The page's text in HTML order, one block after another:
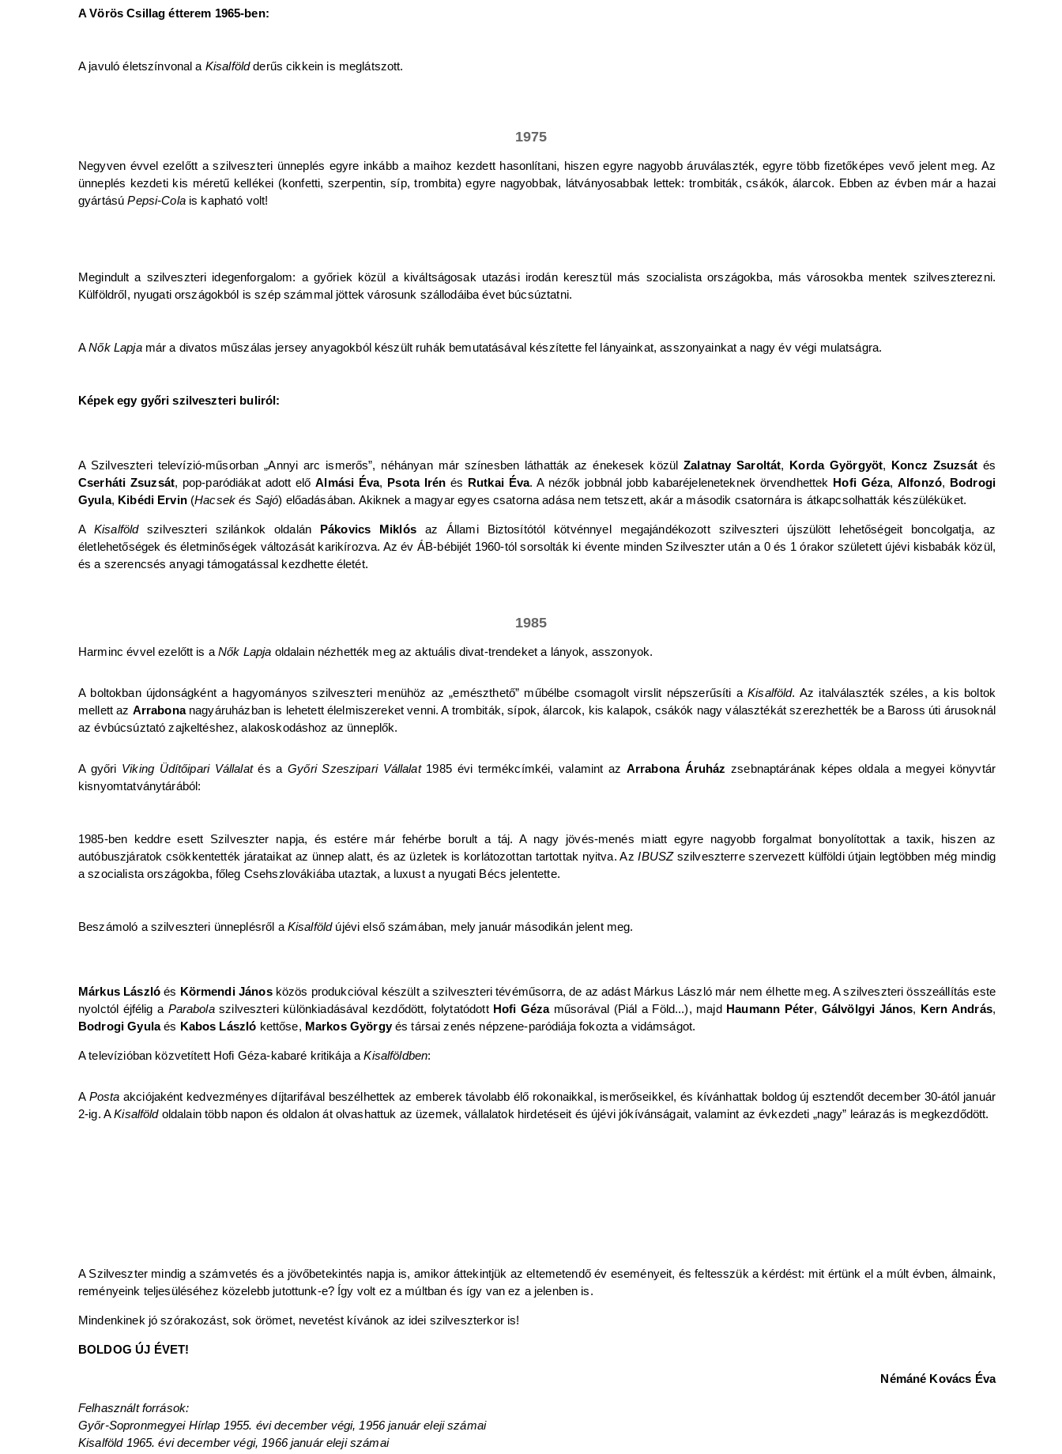
A Vörös Csillag étterem 1965-ben:
A javuló életszínvonal a Kisalföldderűs cikkein is meglátszott.
1975
Negyven évvel ezelőtt a szilveszteri ünneplés egyre inkább a maihoz kezdett hasonlítani, hiszen egyre nagyobb áruválaszték, egyre több fizetőképes vevő jelent meg. Az
ünneplés kezdeti kis méretű kellékei (konfetti, szerpentin, síp, trombita) egyre nagyobbak, látványosabbak lettek: trombiták, csákók, álarcok. Ebben az évben már a hazai
gyártásúPepsi-Colais kapható volt!
Megindult a szilveszteri idegenforgalom: a győriek közül a kiváltságosak utazási irodán keresztül más szocialista országokba, más városokba mentek szilveszterezni.
Külföldről, nyugati országokból is szép számmal jöttek városunk szállodáiba évet búcsúztatni.
ANők Lapjamár a divatos műszálas jersey anyagokból készült ruhák bemutatásával készítette fel lányainkat, asszonyainkat a nagy év végi mulatságra.
Képek egy győri szilveszteri buliról:
A Szilveszteri televízió-műsorban „Annyi arc ismerős”, néhányan már színesben láthatták az énekesek közülZalatnay Saroltát, Korda Györgyöt, Koncz Zsuzsátés
Cserháti Zsuzsát, pop-paródiákat adott előAlmási Éva, Psota Irén és Rutkai Éva. A nézők jobbnál jobb kabaréjeleneteknek örvendhettek Hofi Géza,Alfonzó, Bodrogi
Gyula, Kibédi Ervin(Hacsek és Sajó) előadásában. Akiknek a magyar egyes csatorna adása nem tetszett, akár a második csatornára is átkapcsolhatták készüléküket.
A Kisalföldszilveszteri szilánkok oldalán Pákovics Miklósaz Állami Biztosítótól kötvénnyel megajándékozott szilveszteri újszülött lehetőségeit boncolgatja, az
életlehetőségek és életminőségek változását karikírozva. Az év ÁB-bébijét 1960-tól sorsolták ki évente minden Szilveszter után a 0 és 1 órakor született újévi kisbabák közül,
és a szerencsés anyagi támogatással kezdhette életét.
1985
Harminc évvel ezelőtt is aNők Lapja oldalain nézhették meg az aktuális divat-trendeket a lányok, asszonyok.
A boltokban újdonságként a hagyományos szilveszteri menühöz az „emészthető” műbélbe csomagolt virslit népszerűsíti aKisalföld. Az italválaszték széles, a kis boltok
mellett az Arrabonanagyáruházban is lehetett élelmiszereket venni. A trombiták, sípok, álarcok, kis kalapok, csákók nagy választékát szerezhették be a Baross úti árusoknál
az évbúcsúztató zajkeltéshez, alakoskodáshoz az ünneplők.
A győri Viking Üdítőipari Vállalatés aGyőri Szeszipari Vállalat1985 évi termékcímkéi, valamint az Arrabona Áruház zsebnaptárának képes oldala a megyei könyvtár
kisnyomtatványtárából:
1985-ben keddre esett Szilveszter napja, és estére már fehérbe borult a táj. A nagy jövés-menés miatt egyre nagyobb forgalmat bonyolítottak a taxik, hiszen az
autóbuszjáratok csökkentették járataikat az ünnep alatt, és az üzletek is korlátozottan tartottak nyitva. AzIBUSZszilveszterre szervezett külföldi útjain legtöbben még mindig
a szocialista országokba, főleg Csehszlovákiába utaztak, a luxust a nyugati Bécs jelentette.
Beszámoló a szilveszteri ünneplésről a Kisalföldújévi első számában, mely január másodikán jelent meg.
Márkus Lászlóés Körmendi Jánosközös produkcióval készült a szilveszteri tévéműsorra, de az adást Márkus László már nem élhette meg. A szilveszteri összeállítás este
nyolctól éjfélig a Parabolaszilveszteri különkiadásával kezdődött, folytatódott Hofi Gézaműsorával (Piál a Föld...), majd Haumann Péter, Gálvölgyi János, Kern András,
Bodrogi Gyulaés Kabos László kettőse, Markos Györgyés társai zenés népzene-paródiája fokozta a vidámságot.
A televízióban közvetített Hofi Géza-kabaré kritikája aKisalföldben:
A Posta akciójaként kedvezményes díjtarifával beszélhettek az emberek távolabb élő rokonaikkal, ismerőseikkel, és kívánhattak boldog új esztendőt december 30-ától január
2-ig. AKisalföldoldalain több napon és oldalon át olvashattuk az üzemek, vállalatok hirdetéseit és újévi jókívánságait, valamint az évkezdeti „nagy” leárazás is megkezdődött.
A Szilveszter mindig a számvetés és a jövőbetekintés napja is, amikor áttekintjük az eltemetendő év eseményeit, és feltesszük a kérdést: mit értünk el a múlt évben, álmaink,
reményeink teljesüléséhez közelebb jutottunk-e? Így volt ez a múltban és így van ez a jelenben is.
Mindenkinek jó szórakozást, sok örömet, nevetést kívánok az idei szilveszterkor is!
BOLDOG ÚJ ÉVET!
Némáné Kovács Éva
Felhasznált források:
Győr-Sopronmegyei Hírlap 1955. évi december végi, 1956 január eleji számai
Kisalföld 1965. évi december végi, 1966 január eleji számai